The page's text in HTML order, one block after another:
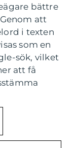
bättre
att
i texten
som en
sök, vilket
att få